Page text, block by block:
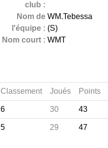
club :
Nom de
l'équipe :
WM.Tebessa
(S)
Nom court : WMT
Classement Joués Points
6 30 43
5 29 47